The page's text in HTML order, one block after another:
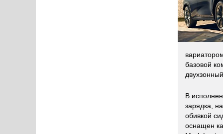
базовой
В
зарядка,
обивкой
оснащен